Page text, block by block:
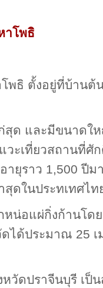
าโพธิ
พธิ ตั้งอยู่ที่บ้านต้
สุด และมีขนาดใ
วะเที่ยวสถานที่ศั
ายุราว 1,500 ปีม
ดในประทเทศไท
น่อแผ่กิ่งก้านโด
ได้ประมาณ 25 เ
หวัดปราจีนบุรี เ